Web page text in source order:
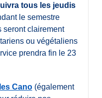
tous les jeudis
le semestre
seront clairement
ou végétaliens
prendra fin le 23
Cano(également